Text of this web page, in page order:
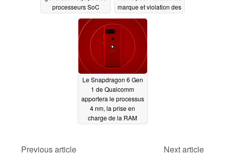
processeurs SoC
Qualcomm S5 Audio
09/03/2022
marque et violation des
accords de licence
09/03/2022
Le Snapdragon 6 Gen
1 de Qualcomm
apportera le processus
4 nm, la prise en
charge de la RAM
Previous article
Next article